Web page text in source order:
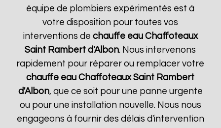
équipe de plombiers expérimentés est à
votre disposition pour toutes vos
interventions de chauffe eau Chaffoteaux
Saint Rambert d'Albon. Nous intervenons
rapidement pour réparer ou remplacer votre
chauffe eau Chaffoteaux Saint Rambert
d'Albon, que ce soit pour une panne urgente
ou pour une installation nouvelle. Nous nous
engageons à fournir des délais d'intervention